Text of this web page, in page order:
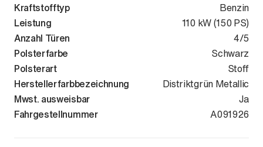
Kraftstofftyp
Benzin
Leistung
110 kW (150 PS)
Anzahl Türen
4/5
Polsterfarbe
Schwarz
Polsterart
Stoff
Herstellerfarbbezeichnung
Distriktgrün Metallic
Mwst. ausweisbar
Ja
Fahrgestellnummer
WAUZZZGY0TA091926